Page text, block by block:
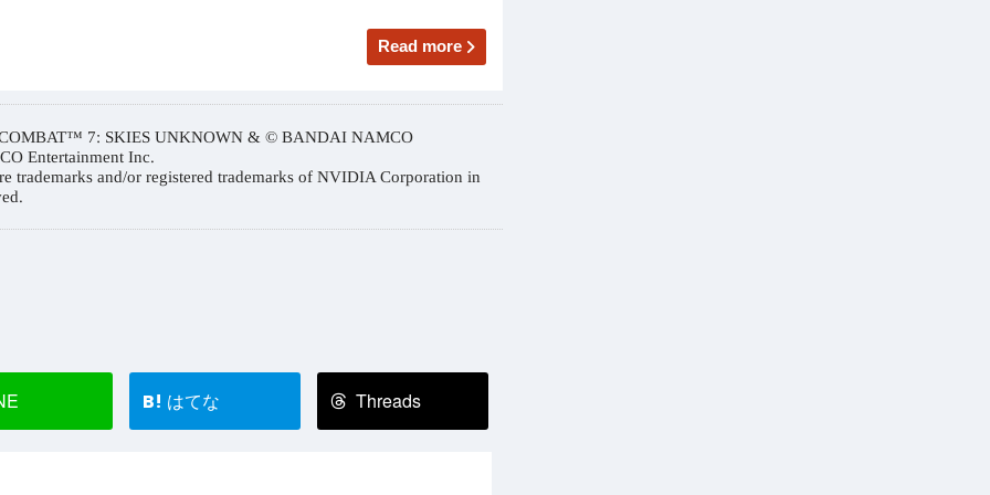
Read more
7: SKIES UNKNOWN & © BANDAI NAMCO
Entertainment Inc.
and/or registered trademarks of NVIDIA Corporation in
B! はてな Threads